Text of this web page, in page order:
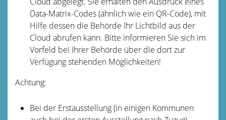
Data-Matrix-Codes (ähnlich wie ein QR-Code), mit
Hilfe dessen die Behörde Ihr Lichtbild aus der
Cloud abrufen kann. Bitte informieren Sie sich im
Vorfeld bei Ihrer Behörde über die dort zur
Verfügung stehenden Möglichkeiten!
Achtung:
Bei der Erstausstellung (in einigen Kommunen